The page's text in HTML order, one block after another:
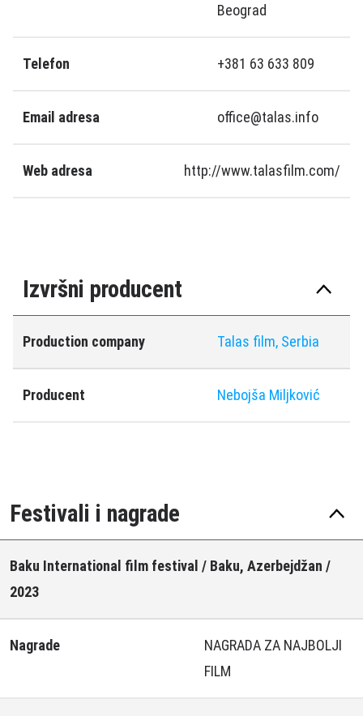
Beograd
Telefon +381 63 633 809
Email adresa office@talas.info
Web adresa http://www.talasfilm.com/
Izvršni producent
Production company Talas film, Serbia
Producent Nebojša Miljković
Festivali i nagrade
Baku International film festival / Baku, Azerbejdžan /
2023
Nagrade
NAGRADA ZA NAJBOLJI
FILM